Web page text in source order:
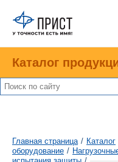
Каталог
Главная страница / Каталог
оборудование /